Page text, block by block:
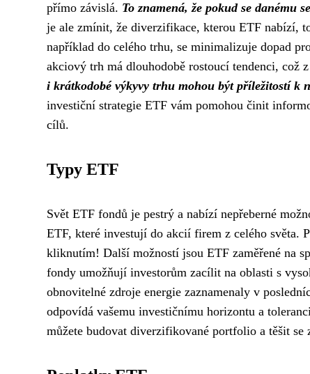
přímo závislá. To znamená, že pokud se danému
je ale zmínit, že diverzifikace, kterou ETF nabízí,
například do celého trhu, se minimalizuje dopad
akciový trh má dlouhodobě rostoucí tendenci, což
i krátkodobé výkyvy trhu mohou být příležitostí k
investiční strategie ETF vám pomohou činit
cílů.
Typy ETF
Svět ETF fondů je pestrý a nabízí nepřeberné
ETF, které investují do akcií firem z celého světa.
kliknutím! Další možností jsou ETF zaměřené na
fondy umožňují investorům zacílit na oblasti s
obnovitelné zdroje energie zaznamenaly v
odpovídá vašemu investičnímu horizontu a
můžete budovat diverzifikované portfolio a těšit se